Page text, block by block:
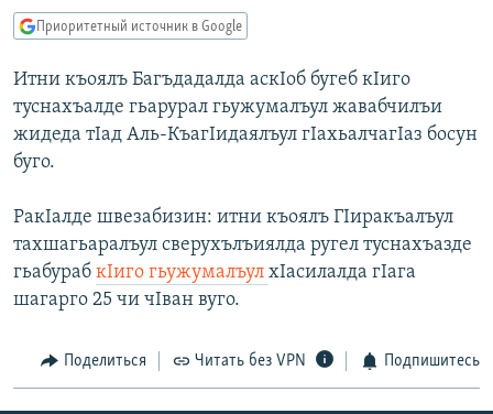
Вернутся
поиску
КАВКАЗ.РЕАЛИИ
СЕВЕР.РЕАЛИИ
СИБИРЬ.РЕАЛИИ
РАСПИСАНИЕ ВЕЩАНИЯ
ПОДПИШИТЕСЬ НА РАССЫЛКУ
СОЦИАЛЬНЫЕ СЕТИ
Приоритетный источник в Google
Итни къоялъ Багъдадалда аскIоб бугеб кIиго
туснахъалде гьарурал гьужумалъул жавабчилъи
жидеда тIад Аль-КъагIидаялъул гIахьалчагIаз босун
буго.
РакIалде швезабизин: итни къоялъ ГIиракъалъул
тахшагьаралъул сверухълъиялда ругел туснахъазде
гьабураб кIиго гьужумалъул хIасилалда гIага
шагарго 25 чи чIван вуго.
Поделиться Читать без VPN Подпишитесь